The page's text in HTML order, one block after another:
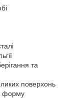
та
поверхонь
форму